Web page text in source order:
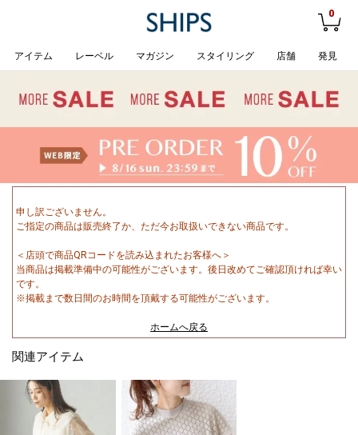
0
アイテム レーベル マガジン スタイリング 店舗 発見
申し訳ございません。
ご指定の商品は販売終了か、ただ今お取扱いできない商品です。
＜店頭で商品QRコードを読み込まれたお客様へ＞
当商品は掲載準備中の可能性がございます。後日改めてご確認頂ければ幸い
です。
※掲載まで数日間のお時間を頂戴する可能性がございます。
ホームへ戻る
関連アイテム